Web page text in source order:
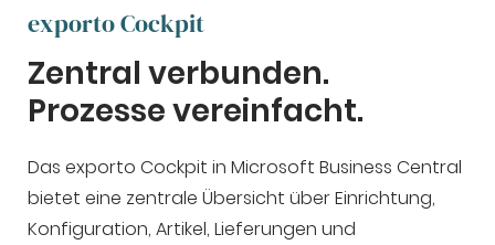
exporto Cockpit
Zentral verbunden.
Prozesse vereinfacht.
Das exporto Cockpit in Microsoft Business Central
bietet eine zentrale Übersicht über Einrichtung,
Konfiguration, Artikel, Lieferungen und